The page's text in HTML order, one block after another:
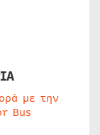
με την
Bus